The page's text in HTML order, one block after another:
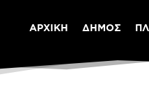
ΑΡΧΙΚΗ ΔΗΜΟΣ